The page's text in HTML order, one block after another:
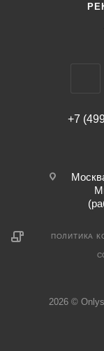
+7
ПОЛИТИКА
2026 ©